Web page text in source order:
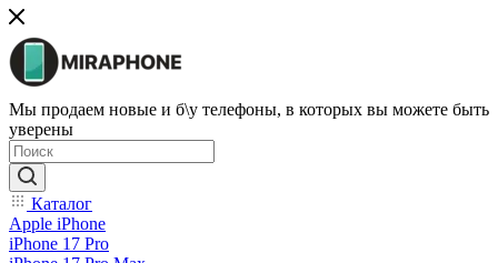
Мы продаем новые и б\у телефоны, в которых вы можете быть
уверены
Каталог
Apple iPhone
iPhone 17 Pro